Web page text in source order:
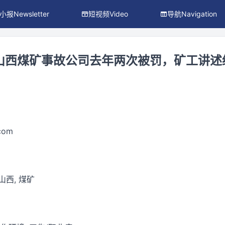
小报Newsletter 短视频Video 导航Navigation
煤矿事故公司去年两次被罚，矿工讲述
西, 煤矿